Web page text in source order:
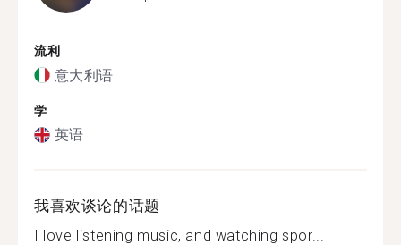
流利
意大利语
学
英语
我喜欢谈论的话题
I love listening music, and watching spor...